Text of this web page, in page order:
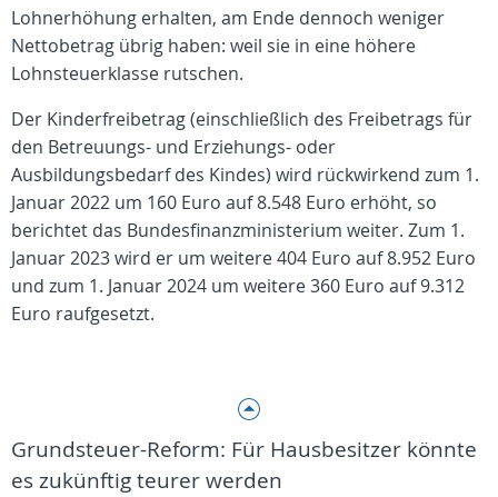
Lohnerhöhung erhalten, am Ende dennoch weniger
Nettobetrag übrig haben: weil sie in eine höhere
Lohnsteuerklasse rutschen.
Der Kinderfreibetrag (einschließlich des Freibetrags für
den Betreuungs- und Erziehungs- oder
Ausbildungsbedarf des Kindes) wird rückwirkend zum 1.
Januar 2022 um 160 Euro auf 8.548 Euro erhöht, so
berichtet das Bundesfinanzministerium weiter. Zum 1.
Januar 2023 wird er um weitere 404 Euro auf 8.952 Euro
und zum 1. Januar 2024 um weitere 360 Euro auf 9.312
Euro raufgesetzt.
Grundsteuer-Reform: Für Hausbesitzer könnte
es zukünftig teurer werden